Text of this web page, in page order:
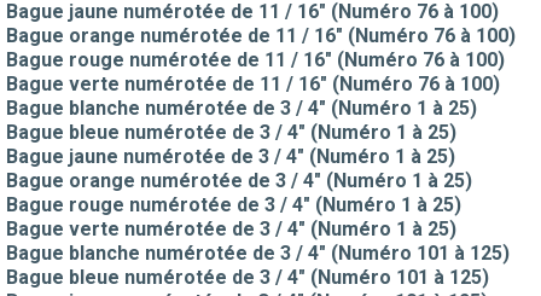
Bague jaune numérotée de 11 / 16" (Numéro 76 à 100)
Bague orange numérotée de 11 / 16" (Numéro 76 à 100)
Bague rouge numérotée de 11 / 16" (Numéro 76 à 100)
Bague verte numérotée de 11 / 16" (Numéro 76 à 100)
Bague blanche numérotée de 3 / 4" (Numéro 1 à 25)
Bague bleue numérotée de 3 / 4" (Numéro 1 à 25)
Bague jaune numérotée de 3 / 4" (Numéro 1 à 25)
Bague orange numérotée de 3 / 4" (Numéro 1 à 25)
Bague rouge numérotée de 3 / 4" (Numéro 1 à 25)
Bague verte numérotée de 3 / 4" (Numéro 1 à 25)
Bague blanche numérotée de 3 / 4" (Numéro 101 à 125)
Bague bleue numérotée de 3 / 4" (Numéro 101 à 125)